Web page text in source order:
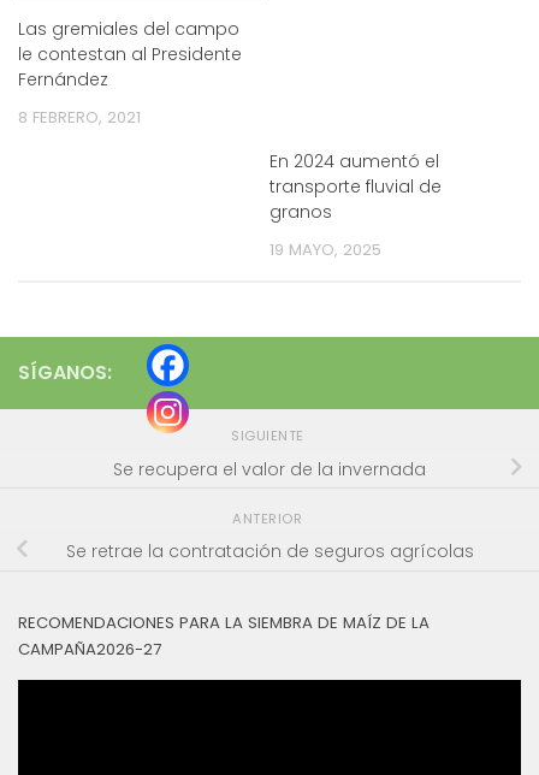
Las gremiales del campo
le contestan al Presidente
Fernández
8 FEBRERO, 2021
En 2024 aumentó el
transporte fluvial de
granos
19 MAYO, 2025
SÍGANOS:
SIGUIENTE
Se recupera el valor de la invernada
ANTERIOR
Se retrae la contratación de seguros agrícolas
RECOMENDACIONES PARA LA SIEMBRA DE MAÍZ DE LA
CAMPAÑA2026-27